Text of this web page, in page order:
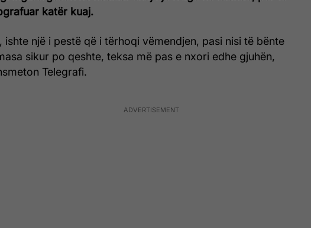
katër kuaj.
ishte një i pestë që i tërhoqi vëmendjen, pasi nisi të bënte
sikur po qeshte, teksa më pas e nxori edhe gjuhën,
Telegrafi.